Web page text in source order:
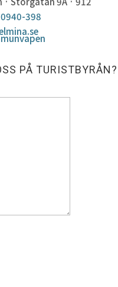
0940-398
PÅ TURISTBYRÅN?